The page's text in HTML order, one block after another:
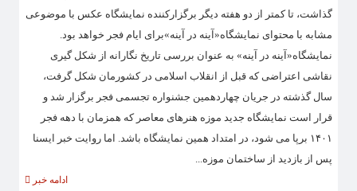
گذاشت، تا کمتر از دو هفته دیگر برگزارکننده نمایشگاه عکس با موضوعی
مشابه با محتوای نمایشگاه«آینه در آینه»برای ایام فجر خواهد بود.
نمایشگاه«آینه در آینه» به عنوان بررسی تاریخ نگارانه از شکل گیری
نقاشی اعتراضی که قبل از انقلاب اسلامی در کشورمان شکل گرفت،
سال گذشته در جریان چهاردهمین جشنواره تجسمی فجر برگزار شد و
قرار است نمایشگاه جدید موزه هنرهای معاصر که همزمان با دهه فجر
۱۴۰۱ برپا می شود، در امتداد همین نمایشگاه باشد. اما روایت خبر ایسنا
پس از بازدید از ساختمان موزه...
ادامه خبر